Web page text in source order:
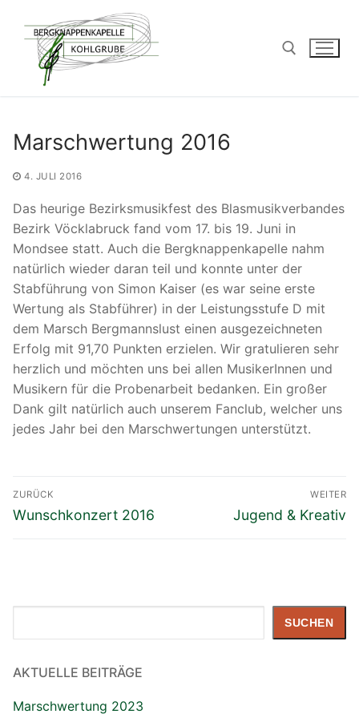
Inhalt
springen
Marschwertung 2016
4. JULI 2016
Das heurige Bezirksmusikfest des Blasmusikverbandes
Bezirk Vöcklabruck fand vom 17. bis 19. Juni in
Mondsee statt. Auch die Bergknappenkapelle nahm
natürlich wieder daran teil und konnte unter der
Stabführung von Simon Kaiser (es war seine erste
Wertung als Stabführer) in der Leistungsstufe D mit
dem Marsch Bergmannslust einen ausgezeichneten
Erfolg mit 91,70 Punkten erzielen. Wir gratulieren sehr
herzlich und möchten uns bei allen MusikerInnen und
Musikern für die Probenarbeit bedanken. Ein großer
Dank gilt natürlich auch unserem Fanclub, welcher uns
jedes Jahr bei den Marschwertungen unterstützt.
Beitragsnavigation
ZURÜCK
Vorheriger
Wunschkonzert 2016
WEITER
Nächster
Jugend & Kreativ
SUCHEN
AKTUELLE BEITRÄGE
Marschwertung 2023